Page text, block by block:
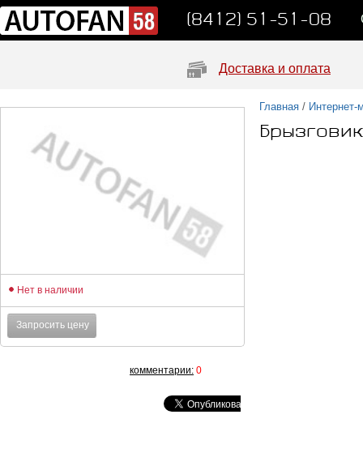
(8412) 51-51-08
Доставка и оплата
Главная / Интернет-
Нет в наличии
Запросить цену
комментарии: 0